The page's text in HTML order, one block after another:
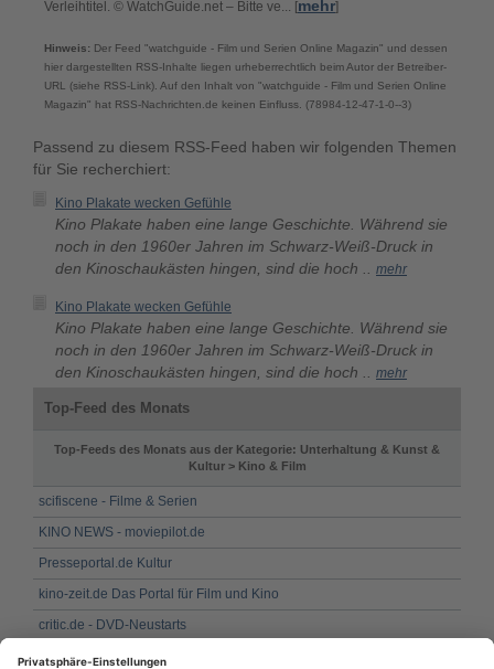
Verleihtitel. © WatchGuide.net – Bitte ve... [mehr]
Hinweis: Der Feed "watchguide - Film und Serien Online Magazin" und dessen
hier dargestellten RSS-Inhalte liegen urheberrechtlich beim Autor der Betreiber-
URL (siehe RSS-Link). Auf den Inhalt von "watchguide - Film und Serien Online
Magazin" hat RSS-Nachrichten.de keinen Einfluss. (78984-12-47-1-0--3)
Passend zu diesem RSS-Feed haben wir folgenden Themen
für Sie recherchiert:
Kino Plakate wecken Gefühle
Kino Plakate haben eine lange Geschichte. Während sie
noch in den 1960er Jahren im Schwarz-Weiß-Druck in
den Kinoschaukästen hingen, sind die hoch .. mehr
Kino Plakate wecken Gefühle
Kino Plakate haben eine lange Geschichte. Während sie
noch in den 1960er Jahren im Schwarz-Weiß-Druck in
den Kinoschaukästen hingen, sind die hoch .. mehr
Top-Feed des Monats
Top-Feeds des Monats aus der Kategorie: Unterhaltung & Kunst &
Kultur > Kino & Film
scifiscene - Filme & Serien
KINO NEWS - moviepilot.de
Presseportal.de Kultur
kino-zeit.de Das Portal für Film und Kino
critic.de - DVD-Neustarts
Presseportal.de Kultur